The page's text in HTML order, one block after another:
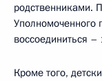
родственниками.
Уполномоченного
воссоединиться
Кроме того,